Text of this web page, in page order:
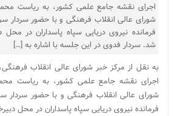
اجرای نقشه جامع علمی کشور، به ریاست
شورای عالی انقلاب فرهنگی و با حضور سردار
فرمانده نیروی دریایی سپاه پاسداران در محل
شد. سردار فدوی در این جلسه با اشاره به […]
اجرای نقشه جامع علمی کشور، به ریاست
شورای عالی انقلاب فرهنگی و با حضور سردار
فرمانده نیروی دریایی سپاه پاسداران در محل